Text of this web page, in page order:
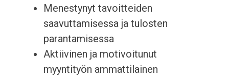
Menestynyt tavoitteiden
saavuttamisessa ja tulosten
parantamisessa
Aktiivinen ja motivoitunut
myyntityön ammattilainen